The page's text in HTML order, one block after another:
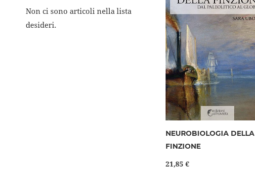
NEUROBIOLOGIA DELLA
FINZIONE
21,85 €
Non ci sono articoli nella lista
desideri.